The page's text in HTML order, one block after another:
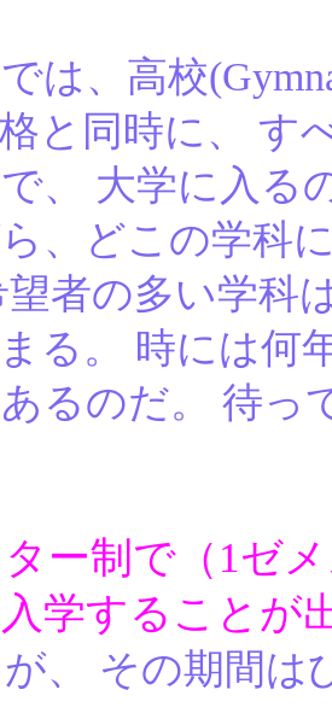
は、高校
と同時に、 す
、 大学に入る
、どこの学科
望者の多い学科
る。 時には何
るのだ。 待っ
ー制で（1ゼ
学することが
が、 その期間は